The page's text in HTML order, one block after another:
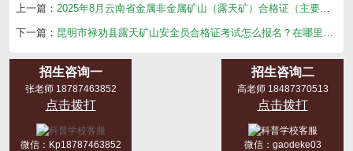
上一篇：2025年8月云南省金属非金属矿山（露天矿）合格证（主要负责人、管理人员）考试培训通知
下一篇： 昆明市禄劝县露天矿山安全员合格证考试怎么报名？在哪里考？
招生咨询一
张老师 18787463852
点击拨打
微信： Kp18787463852
招生咨询二
高老师 18487370513
点击拨打
微信： gaodeke03